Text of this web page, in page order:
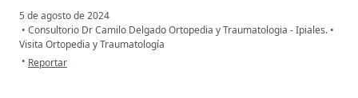
5 de agosto de 2024
• Consultorio Dr Camilo Delgado Ortopedia y Traumatologia - Ipiales. •
Visita Ortopedia y Traumatología
• en opinión del usuario NR
Reportar